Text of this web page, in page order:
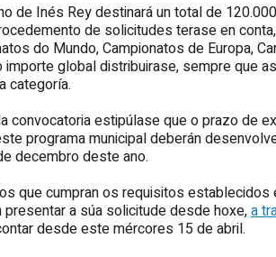
de Inés Rey destinará un total de
de solicitudes terase en
do Mundo, Campionatos de Europa,
global distribuirase, sempre que
categoría.
convocatoria estipúlase que o prazo de
programa municipal deberán
decembro deste ano.
que cumpran os requisitos
a súa solicitude desde hoxe,a
desde este mércores 15 de abril.